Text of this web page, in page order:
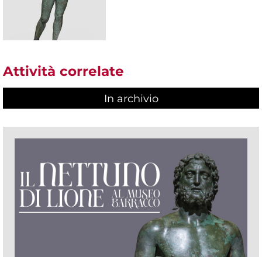
Attività correlate
In archivio